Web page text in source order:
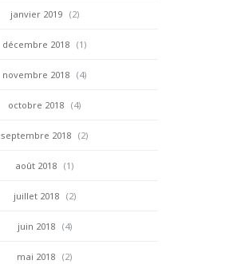
janvier 2019 (2)
décembre 2018 (1)
novembre 2018 (4)
octobre 2018 (4)
septembre 2018 (2)
août 2018 (1)
juillet 2018 (2)
juin 2018 (4)
mai 2018 (2)